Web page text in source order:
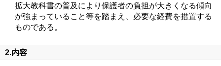
拡大教科書の普及により保護者の負担が大きくなる傾向
が強まっていること等を踏まえ、必要な経費を措置する
ものである。
2.内容